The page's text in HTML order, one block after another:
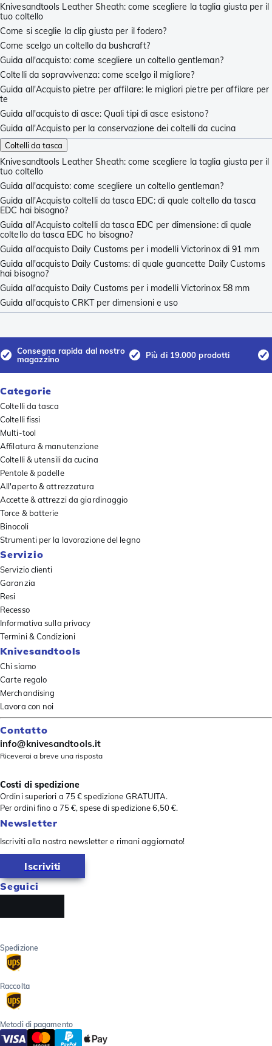
Knivesandtools Leather Sheath: come scegliere la taglia giusta per il
tuo coltello
Come si sceglie la clip giusta per il fodero?
Come scelgo un coltello da bushcraft?
Guida all'acquisto: come scegliere un coltello gentleman?
Coltelli da sopravvivenza: come scelgo il migliore?
Guida all'Acquisto pietre per affilare: le migliori pietre per affilare per
te
Guida all'acquisto di asce: Quali tipi di asce esistono?
Guida all'Acquisto per la conservazione dei coltelli da cucina
Coltelli da tasca
Knivesandtools Leather Sheath: come scegliere la taglia giusta per il
tuo coltello
Guida all'acquisto: come scegliere un coltello gentleman?
Guida all'Acquisto coltelli da tasca EDC: di quale coltello da tasca
EDC hai bisogno?
Guida all'Acquisto coltelli da tasca EDC per dimensione: di quale
coltello da tasca EDC ho bisogno?
Guida all'acquisto Daily Customs per i modelli Victorinox di 91 mm
Guida all'acquisto Daily Customs: di quale guancette Daily Customs
hai bisogno?
Guida all'acquisto Daily Customs per i modelli Victorinox 58 mm
Guida all'acquisto CRKT per dimensioni e uso
Consegna rapida dal nostro
magazzino
Più di 19.000 prodotti
Categorie
Coltelli da tasca
Coltelli fissi
Multi-tool
Affilatura & manutenzione
Coltelli & utensili da cucina
Pentole & padelle
All'aperto & attrezzatura
Accette & attrezzi da giardinaggio
Torce & batterie
Binocoli
Strumenti per la lavorazione del legno
Servizio
Servizio clienti
Garanzia
Resi
Recesso
Informativa sulla privacy
Termini & Condizioni
Knivesandtools
Chi siamo
Carte regalo
Merchandising
Lavora con noi
Contatto
info@knivesandtools.it
Riceverai a breve una risposta
Costi di spedizione
Ordini superiori a 75 € spedizione GRATUITA.
Per ordini fino a 75 €, spese di spedizione 6,50 €.
Newsletter
Iscriviti alla nostra newsletter e rimani aggiornato!
Iscriviti
Seguici
Spedizione
Raccolta
Metodi di pagamento